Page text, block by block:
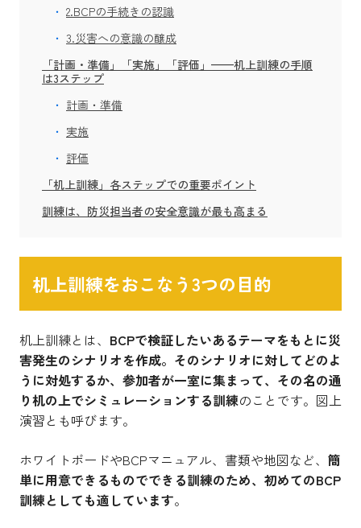
2.BCPの手続きの認識
3.災害への意識の醸成
「計画・準備」「実施」「評価」——机上訓練の手順
は3ステップ
計画・準備
実施
評価
「机上訓練」各ステップでの重要ポイント
訓練は、防災担当者の安全意識が最も高まる
机上訓練をおこなう3つの目的
机上訓練とは、 BCPで検証したいあるテーマをもとに災
害発生のシナリオを作成。そのシナリオに対してどのよ
うに対処するか、参加者が一室に集まって、その名の通
り机の上でシミュレーションする訓練のことです。図上
演習とも呼びます。
ホワイトボードやBCPマニュアル、書類や地図など、 簡
単に用意できるものでできる訓練のため、初めてのBCP
訓練としても適しています。